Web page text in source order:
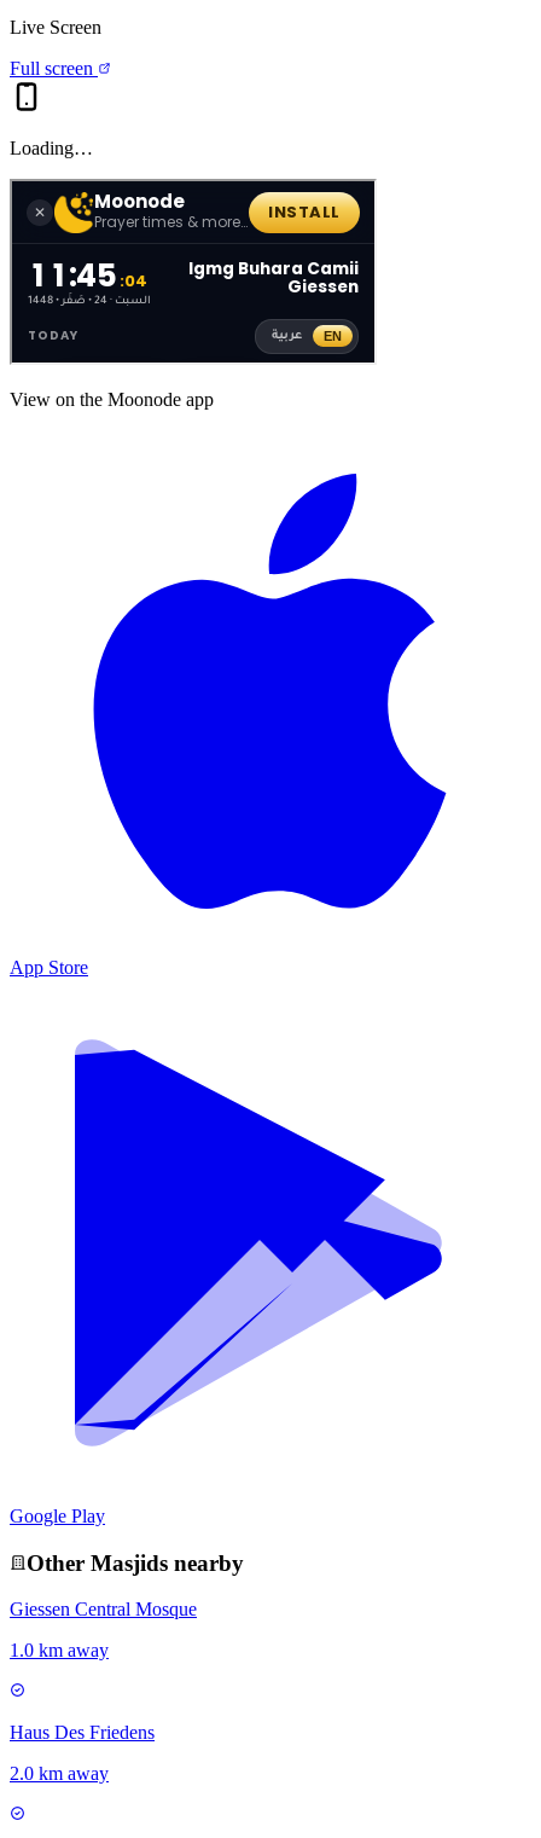
Live Screen
Full screen
Loading…
View on the Moonode app
App Store
Google Play
Other Masjids nearby
Giessen Central Mosque
1.0 km away
Haus Des Friedens
2.0 km away